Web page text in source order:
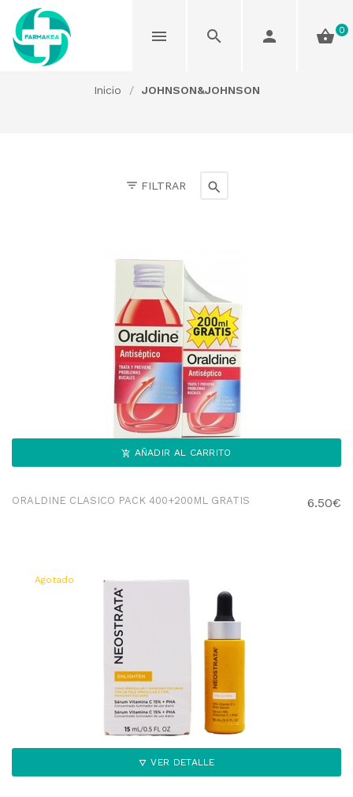
0
JOHNSON&JOHNSON
Inicio / JOHNSON&JOHNSON
FILTRAR
AÑADIR AL CARRITO
ORALDINE CLASICO PACK 400+200ML GRATIS 6.50€
Agotado
VER DETALLE